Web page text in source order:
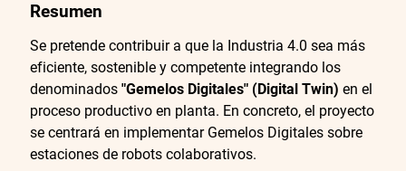
Resumen
Se pretende contribuir a que la Industria 4.0 sea más
eficiente, sostenible y competente integrando los
denominados "Gemelos Digitales" (Digital Twin) en el
proceso productivo en planta. En concreto, el proyecto
se centrará en implementar Gemelos Digitales sobre
estaciones de robots colaborativos.